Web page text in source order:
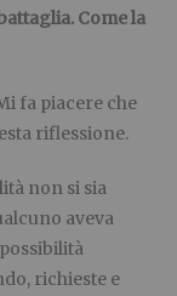
Come la
fa piacere che
riflessione.
non si sia
aveva
richieste e